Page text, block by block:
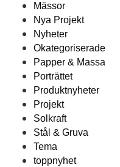
Mässor
Nya Projekt
Nyheter
Okategoriserade
Papper & Massa
Porträttet
Produktnyheter
Projekt
Solkraft
Stål & Gruva
Tema
toppnyhet